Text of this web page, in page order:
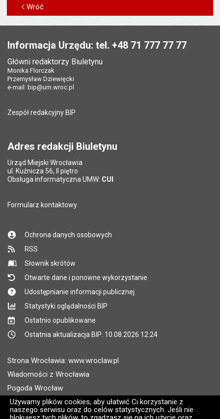
Używamy plików cookies, aby ułatwić Ci korzystanie z
naszego serwisu oraz do celów statystycznych. Jeśli nie
Wróć
Informacja Urzędu: tel. +48 71 777 77 77
Główni redaktorzy Biuletynu
Monika Florczak
Przemysław Dziewięcki
e-mail: bip@um.wroc.pl
Zespół redakcyjny BIP
Adres redakcji Biuletynu
Urząd Miejski Wrocławia
ul. Kuźnicza 56, II piętro
Obsługa informatyczna UMW: CUI
Formularz kontaktowy
Ochrona danych osobowych
RSS
Słownik skrótów
Otwarte dane i ponowne wykorzystanie
Udostępnianie informacji publicznej
Statystyki oglądalności BIP
Ostatnio opublikowane
Ostatnia aktualizacja BIP: 10.08.2026 12:24
Strona Wrocławia: www.wroclaw.pl
Wiadomości z Wrocławia
Pogoda Wrocław
Rozkłady jazdy MPK Wrocław
Administratorem wroclaw.pl jest: ARAW